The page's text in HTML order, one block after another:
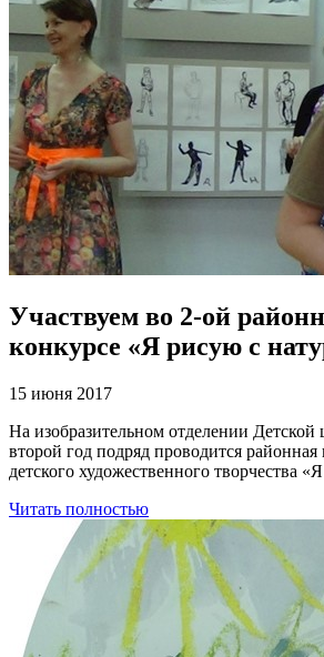
Участвуем во 2-ой
конкурсе «Я рисую с
15 июня 2017
На изобразительном отделении
второй год подряд проводится районная
детского художественного творчества
Читать полностью